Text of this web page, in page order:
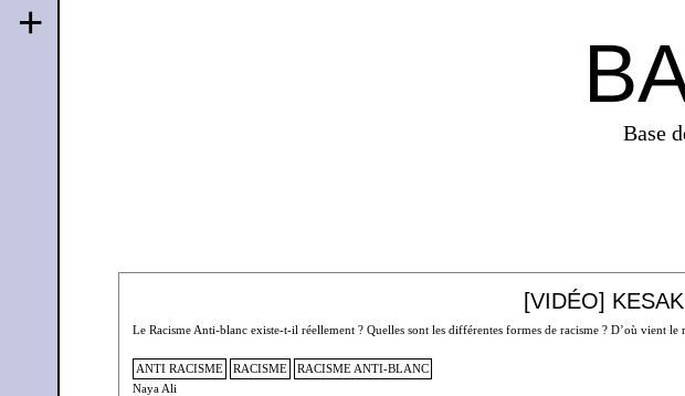
Base
+
[VIDÉO]
Le Racisme Anti-blanc existe-t-il réellement ? Quelles sont les différentes formes de racisme ? D’où vient le
ANTI RACISME RACISME
RACISME ANTI-BLANC
Naya Ali